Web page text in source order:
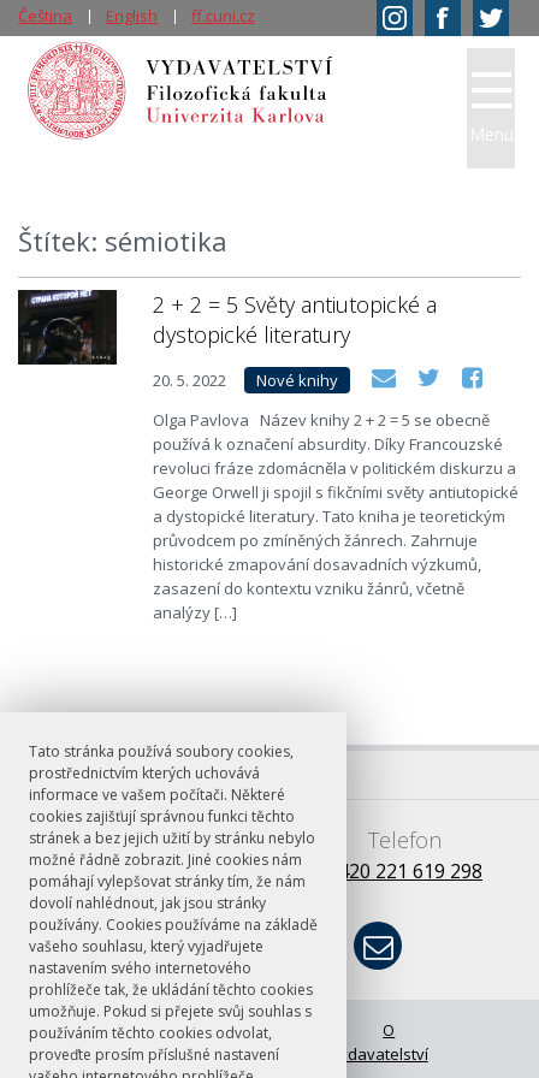
Tato stránka používá soubory cookies,
prostřednictvím kterých uchovává
informace ve vašem počítači. Některé
cookies zajišťují správnou funkci těchto
stránek a bez jejich užití by stránku nebylo
možné řádně zobrazit. Jiné cookies nám
pomáhají vylepšovat stránky tím, že nám
dovolí nahlédnout, jak jsou stránky
používány. Cookies používáme na základě
vašeho souhlasu, který vyjadřujete
nastavením svého internetového
prohlížeče tak, že ukládání těchto cookies
umožňuje. Pokud si přejete svůj souhlas s
používáním těchto cookies odvolat,
proveďte prosím příslušné nastavení
Štítek: sémiotika
2 + 2 = 5 Světy antiutopické a
dystopické literatury
20. 5. 2022
Nové knihy
Olga Pavlova Název knihy 2 + 2 = 5 se obecně
používá k označení absurdity. Díky Francouzské
revoluci fráze zdomácněla v politickém diskurzu a
George Orwell ji spojil s fikčními světy antiutopické
a dystopické literatury. Tato kniha je teoretickým
průvodcem po zmíněných žánrech. Zahrnuje
historické zmapování dosavadních výzkumů,
zasazení do kontextu vzniku žánrů, včetně
analýzy […]
Menu
Čeština English ff.cuni.cz
E-mail
books@ff.cuni.cz
Telefon
+420 221 619 298
© FF UK 2026 Úvodní stránka
O
vydavatelství